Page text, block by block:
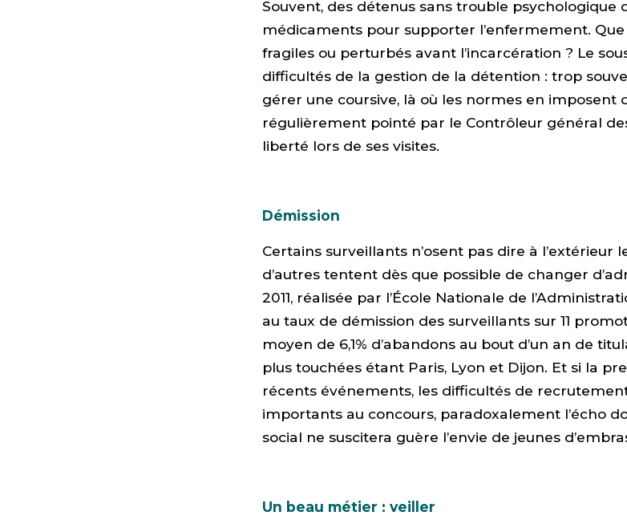
Souvent, des détenus sans trouble psychologique
médicaments pour supporter l’enfermement.
fragiles ou perturbés avant l’incarcération ? Le
difficultés de la gestion de la détention : trop
gérer une coursive, là où les normes en imposent
régulièrement pointé par le Contrôleur général
liberté lors de ses visites.
Démission
Certains surveillants n’osent pas dire à l’extérieur
d’autres tentent dès que possible de changer
2011, réalisée par l’École Nationale de
au taux de démission des surveillants sur 11
moyen de 6,1% d’abandons au bout d’un an de
plus touchées étant Paris, Lyon et Dijon. Et si la
récents événements, les difficultés de
importants au concours, paradoxalement l’écho
social ne suscitera guère l’envie de jeunes
Un beau métier : veiller